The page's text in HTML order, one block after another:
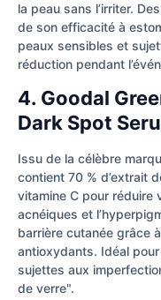
la peau sans l’irriter.
de son efficacité à
peaux sensibles et
réduction pendant
4. Goodal
Dark Spot
Issu de la célèbre
contient 70 % d’extrait
vitamine C pour réduire
acnéiques et
barrière cutanée grâce
antioxydants. Idéal
sujettes aux
de verre".